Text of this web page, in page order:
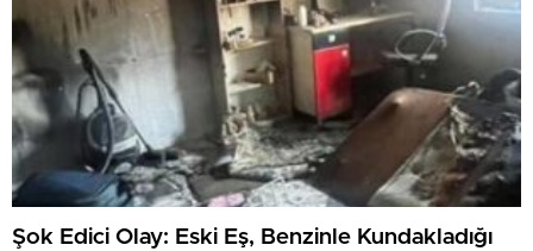
Şok Edici Olay: Eski Eş, Benzinle Kundakladığı